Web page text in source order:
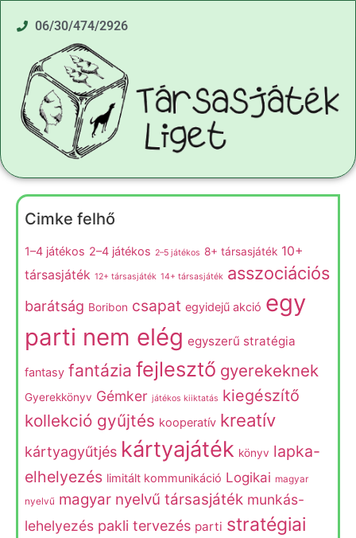
06/30/474/2926
Cimke felhő
1–4 játékos 2–4 játékos 2–5 játékos 8+ társasjáték 10+
társasjáték 12+ társasjáték 14+ társasjáték asszociációs
barátság Boribon csapat egyidejű akció egy
parti nem elég egyszerű stratégia
fantasy fantázia fejlesztő gyerekeknek
Gyerekkönyv Gémker játékos kiiktatás kiegészítő
kollekció gyűjtés kooperatív kreatív
kártyagyűtjés kártyajáték könyv lapka-
elhelyezés limitált kommunikáció Logikai magyar
nyelvű magyar nyelvű társasjáték munkás-
lehelyezés pakli tervezés parti stratégiai